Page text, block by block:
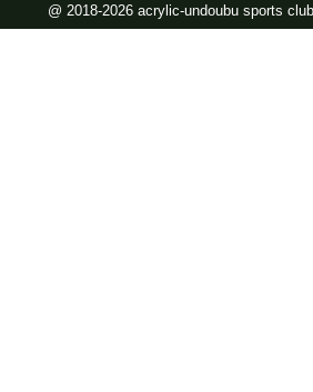
@ 2018-2026 acrylic-undoubu sports